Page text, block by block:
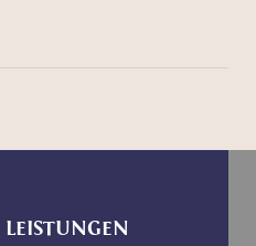
LEISTUNGEN